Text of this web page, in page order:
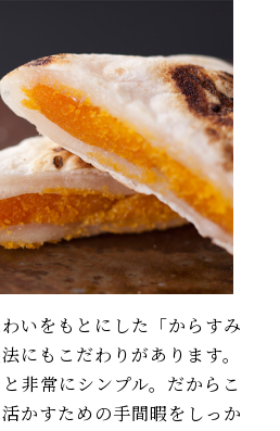
いをもとにした「からすみ
にもこだわりがあります。
非常にシンプル。だからこ
かすための手間暇をしっか